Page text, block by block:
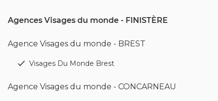
Agences Visages du monde - FINISTÈRE
Agence Visages du monde - BREST
Visages Du Monde Brest
Agence Visages du monde - CONCARNEAU